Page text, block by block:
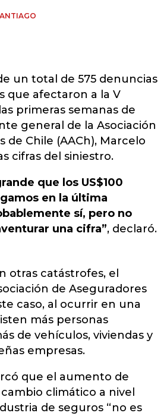
un total de 575 denuncias
que afectaron a la V
primeras semanas de
general de la Asociación
de Chile (AACh), Marcelo
cifras del siniestro.
que los US$100
en la última
sí, pero no
una cifra”, declaró.
otras catástrofes, el
de Aseguradores
caso, al ocurrir en una
más personas
de vehículos, viviendas y
empresas.
que el aumento de
climático a nivel
de seguros “no es